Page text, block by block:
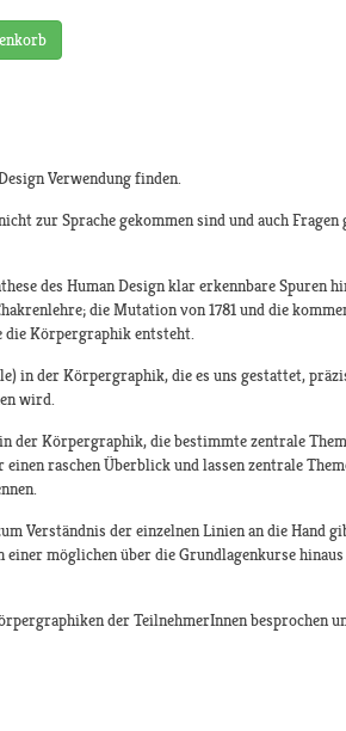
Verwendung finden.
zur Sprache gekommen sind und auch Fragen
des Human Design klar erkennbare Spuren
die Mutation von 1781 und die
die Körpergraphik entsteht.
in der Körpergraphik, die es uns gestattet,
wird.
der Körpergraphik, die bestimmte zentrale
raschen Überblick und lassen zentrale
Verständnis der einzelnen Linien an die Hand
möglichen über die Grundlagenkurse hinaus
der TeilnehmerInnen besprochen